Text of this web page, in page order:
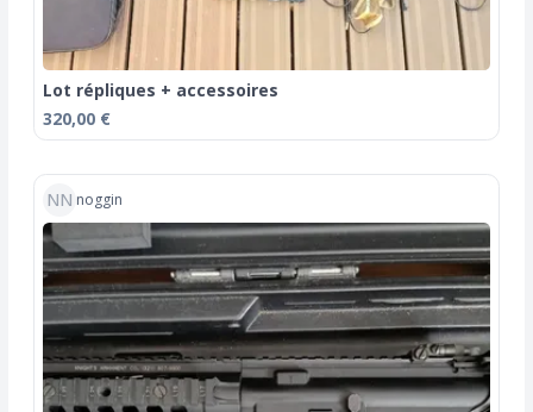
Lot répliques + accessoires
320,00 €
NN noggin